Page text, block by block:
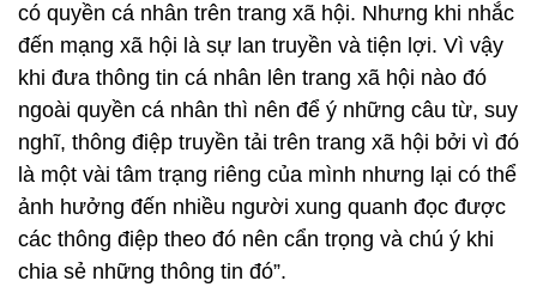
có quyền cá nhân trên trang xã hội. Nhưng khi nhắc
đến mạng xã hội là sự lan truyền và tiện lợi. Vì vậy
khi đưa thông tin cá nhân lên trang xã hội nào đó
ngoài quyền cá nhân thì nên để ý những câu từ, suy
nghĩ, thông điệp truyền tải trên trang xã hội bởi vì đó
là một vài tâm trạng riêng của mình nhưng lại có thể
ảnh hưởng đến nhiều người xung quanh đọc được
các thông điệp theo đó nên cẩn trọng và chú ý khi
chia sẻ những thông tin đó”.